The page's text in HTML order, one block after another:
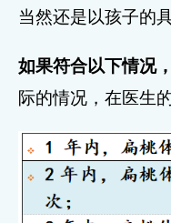
当然还是以孩子的
如果符合以下情况，
际的情况，在医生